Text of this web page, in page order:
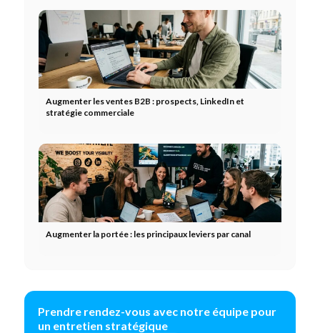
Augmenter les ventes B2B : prospects, LinkedIn et
stratégie commerciale
Augmenter la portée : les principaux leviers par canal
Prendre rendez-vous avec notre équipe pour
un entretien stratégique